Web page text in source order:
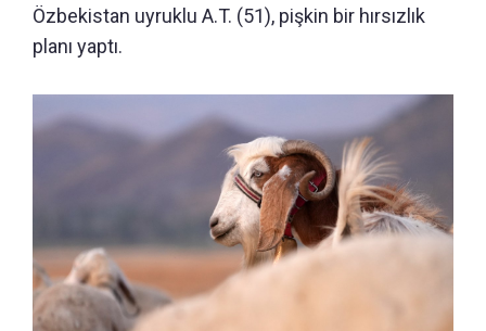
Özbekistan uyruklu A.T. (51), pişkin bir hırsızlık
planı yaptı.